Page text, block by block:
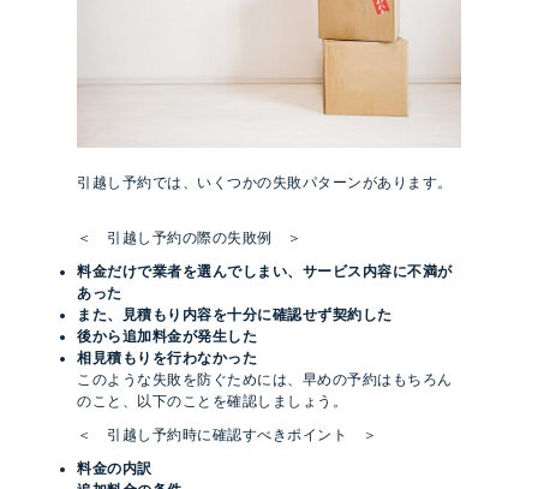
引越し予約では、いくつかの失敗パターンがあります。
＜ 引越し予約の際の失敗例 ＞
料金だけで業者を選んでしまい、サービス内容に不満が
あった
また、見積もり内容を十分に確認せず契約した
後から追加料金が発生した
相見積もりを行わなかった
このような失敗を防ぐためには、早めの予約はもちろん
のこと、以下のことを確認しましょう。
＜ 引越し予約時に確認すべきポイント ＞
料金の内訳